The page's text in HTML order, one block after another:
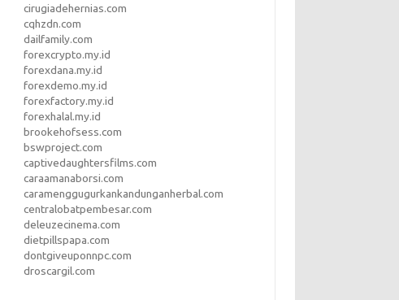
cirugiadehernias.com
cqhzdn.com
dailfamily.com
forexcrypto.my.id
forexdana.my.id
forexdemo.my.id
forexfactory.my.id
forexhalal.my.id
brookehofsess.com
bswproject.com
captivedaughtersfilms.com
caraamanaborsi.com
caramenggugurkankandunganherbal.com
centralobatpembesar.com
deleuzecinema.com
dietpillspapa.com
dontgiveuponnpc.com
droscargil.com